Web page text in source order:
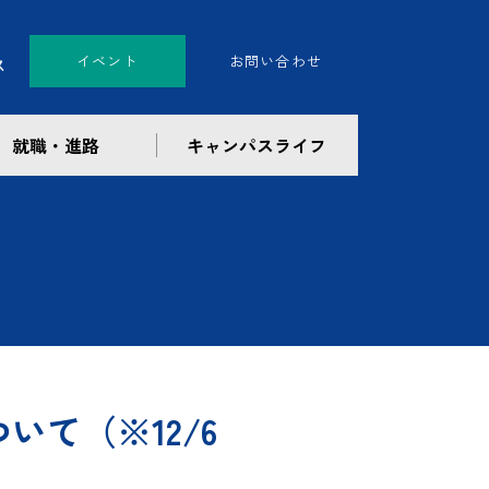
イベント お問い合わせ
就職・進路 キャンパスライフ
いて（※12/6